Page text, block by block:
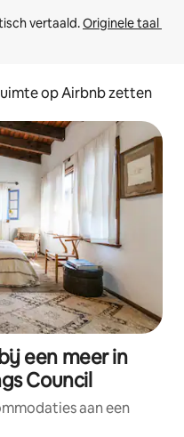
vertaald. Originele taal
op Airbnb zetten
een meer in
Council
aan een